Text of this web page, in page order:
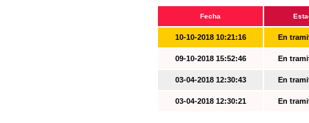
Fecha
10-10-2018 10:21:16 En
09-10-2018 15:52:46 En
03-04-2018 12:30:43 En
03-04-2018 12:30:21 En